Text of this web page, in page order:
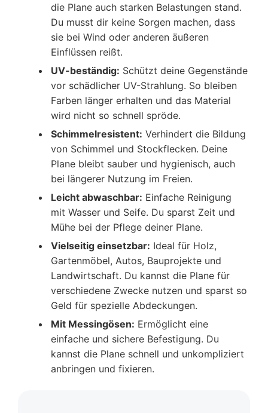
die Plane auch starken Belastungen stand.
Du musst dir keine Sorgen machen, dass
sie bei Wind oder anderen äußeren
Einflüssen reißt.
UV-beständig: Schützt deine Gegenstände
vor schädlicher UV-Strahlung. So bleiben
Farben länger erhalten und das Material
wird nicht so schnell spröde.
Schimmelresistent: Verhindert die Bildung
von Schimmel und Stockflecken. Deine
Plane bleibt sauber und hygienisch, auch
bei längerer Nutzung im Freien.
Leicht abwaschbar: Einfache Reinigung
mit Wasser und Seife. Du sparst Zeit und
Mühe bei der Pflege deiner Plane.
Vielseitig einsetzbar: Ideal für Holz,
Gartenmöbel, Autos, Bauprojekte und
Landwirtschaft. Du kannst die Plane für
verschiedene Zwecke nutzen und sparst so
Geld für spezielle Abdeckungen.
Mit Messingösen: Ermöglicht eine
einfache und sichere Befestigung. Du
kannst die Plane schnell und unkompliziert
anbringen und fixieren.